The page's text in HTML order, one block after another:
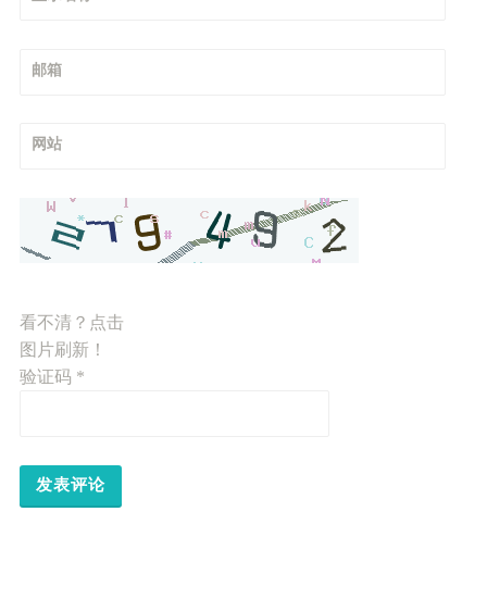
邮箱
网站
看不清？点击
图片刷新！
验证码 *